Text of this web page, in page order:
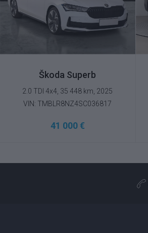
Škoda Superb
2.0 TDI 4x4, 35 448 km, 2025
VIN: TMBLR8NZ4SC036817
41 000 €